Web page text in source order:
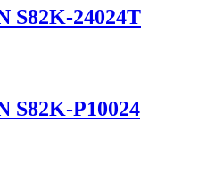
S82K-24024T
S82K-P10024